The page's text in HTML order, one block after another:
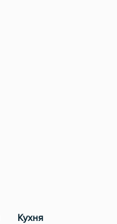
Кухня